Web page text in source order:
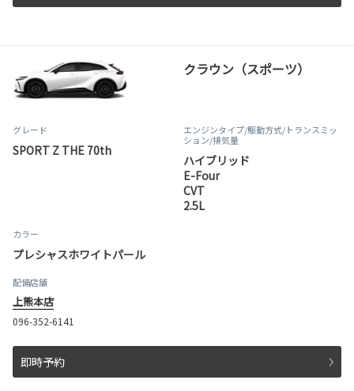
クラウン（スポーツ）
グレード
SPORT Z THE 70th
エンジンタイプ/駆動方式/トランスミッ
ション/排気量
ハイブリッド
E-Four
CVT
2.5L
カラー
プレシャスホワイトパール
配備店舗
上熊本店
096-352-6141
即時予約